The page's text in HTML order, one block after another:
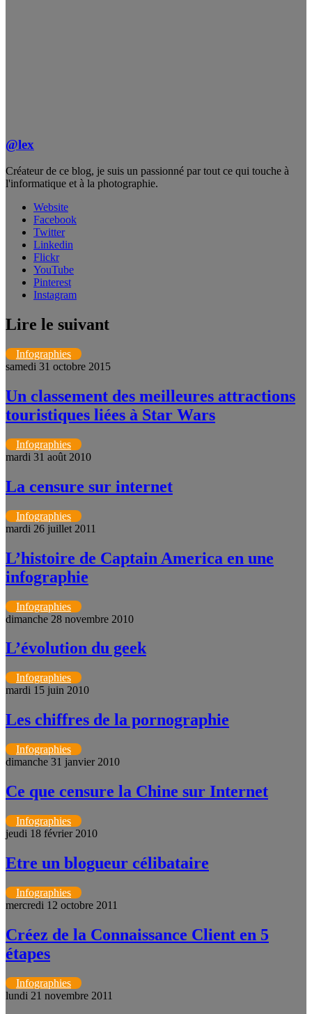
@lex
Créateur de ce blog, je suis un passionné par tout ce qui touche à
l'informatique et à la photographie.
Website
Facebook
Twitter
Linkedin
Flickr
YouTube
Pinterest
Instagram
Lire le suivant
Infographies
samedi 31 octobre 2015
Un classement des meilleures attractions
touristiques liées à Star Wars
Infographies
mardi 31 août 2010
La censure sur internet
Infographies
mardi 26 juillet 2011
L’histoire de Captain America en une
infographie
Infographies
dimanche 28 novembre 2010
L’évolution du geek
Infographies
mardi 15 juin 2010
Les chiffres de la pornographie
Infographies
dimanche 31 janvier 2010
Ce que censure la Chine sur Internet
Infographies
jeudi 18 février 2010
Etre un blogueur célibataire
Infographies
mercredi 12 octobre 2011
Créez de la Connaissance Client en 5
étapes
Infographies
lundi 21 novembre 2011